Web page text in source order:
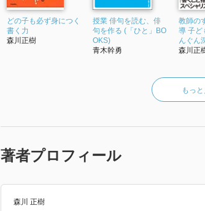
どの子も必ず身につく
書く力
森川正樹
授業 俳句を読む、俳
句を作る (「ひと」BO
OKS)
青木幹勇
教師の
導 子ど
んぐん
森川正
もっ
著者プロフィール
森川 正樹